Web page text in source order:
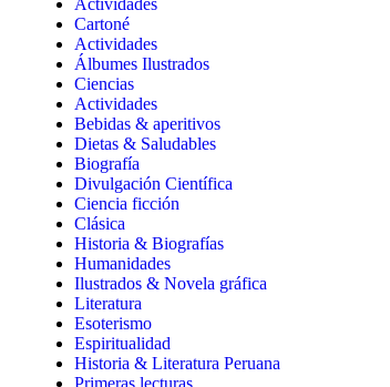
Actividades
Cartoné
Actividades
Álbumes Ilustrados
Ciencias
Actividades
Bebidas & aperitivos
Dietas & Saludables
Biografía
Divulgación Científica
Ciencia ficción
Clásica
Historia & Biografías
Humanidades
Ilustrados & Novela gráfica
Literatura
Esoterismo
Espiritualidad
Historia & Literatura Peruana